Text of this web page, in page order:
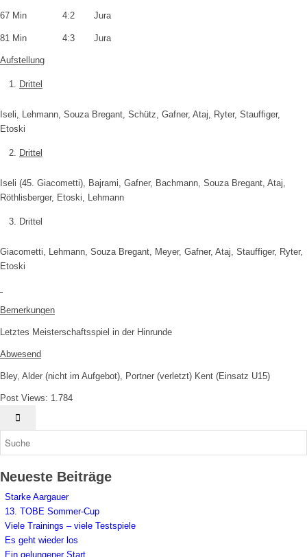
67 Min 4:2 Jura
81 Min 4:3 Jura
Aufstellung
Drittel
Iseli, Lehmann, Souza Bregant, Schütz, Gafner, Ataj, Ryter, Stauffiger,
Etoski
Drittel
Iseli (45. Giacometti), Bajrami, Gafner, Bachmann, Souza Bregant, Ataj,
Röthlisberger, Etoski, Lehmann
Drittel
Giacometti, Lehmann, Souza Bregant, Meyer, Gafner, Ataj, Stauffiger, Ryter,
Etoski
Bemerkungen
Letztes Meisterschaftsspiel in der Hinrunde
Abwesend
Bley, Alder (nicht im Aufgebot), Portner (verletzt) Kent (Einsatz U15)
Post Views: 1.784
Neueste Beiträge
Starke Aargauer
13. TOBE Sommer-Cup
Viele Trainings – viele Testspiele
Es geht wieder los
Ein gelungener Start